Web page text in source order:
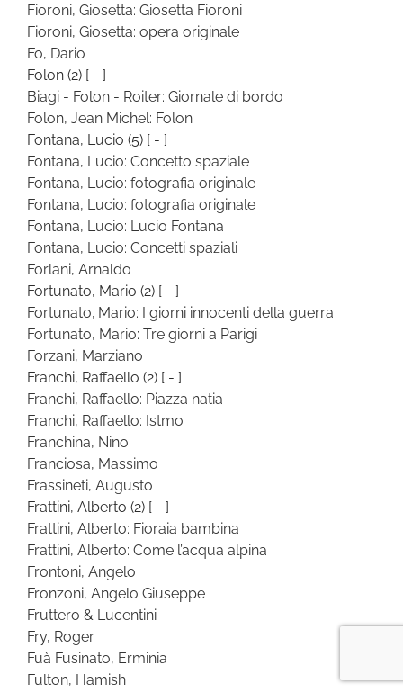
Fioroni, Giosetta: Giosetta Fioroni
Fioroni, Giosetta: opera originale
Fo, Dario
Folon (2) [ - ]
Biagi - Folon - Roiter: Giornale di bordo
Folon, Jean Michel: Folon
Fontana, Lucio (5) [ - ]
Fontana, Lucio: Concetto spaziale
Fontana, Lucio: fotografia originale
Fontana, Lucio: fotografia originale
Fontana, Lucio: Lucio Fontana
Fontana, Lucio: Concetti spaziali
Forlani, Arnaldo
Fortunato, Mario (2) [ - ]
Fortunato, Mario: I giorni innocenti della guerra
Fortunato, Mario: Tre giorni a Parigi
Forzani, Marziano
Franchi, Raffaello (2) [ - ]
Franchi, Raffaello: Piazza natia
Franchi, Raffaello: Istmo
Franchina, Nino
Franciosa, Massimo
Frassineti, Augusto
Frattini, Alberto (2) [ - ]
Frattini, Alberto: Fioraia bambina
Frattini, Alberto: Come l’acqua alpina
Frontoni, Angelo
Fronzoni, Angelo Giuseppe
Fruttero & Lucentini
Fry, Roger
Fuà Fusinato, Erminia
Fulton, Hamish